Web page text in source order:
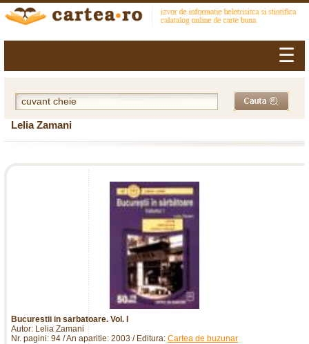
☰
Lelia Zamani
Bucurestii in sarbatoare. Vol. I
Autor: Lelia Zamani
Nr. pagini: 94 / An aparitie: 2003 / Editura: Cartea de buzunar